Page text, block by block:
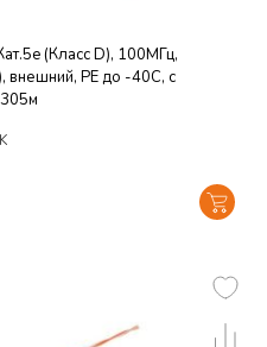
(Класс D), 100МГц,
внешний, PE до -40C, с